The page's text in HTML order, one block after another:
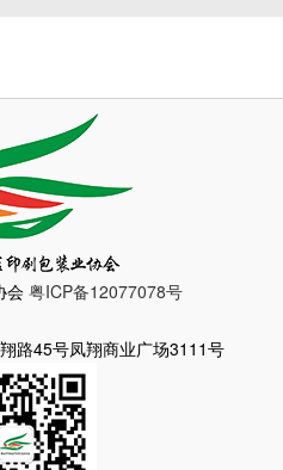
会 粤ICP备12077078号
路45号凤翔商业广场3111号